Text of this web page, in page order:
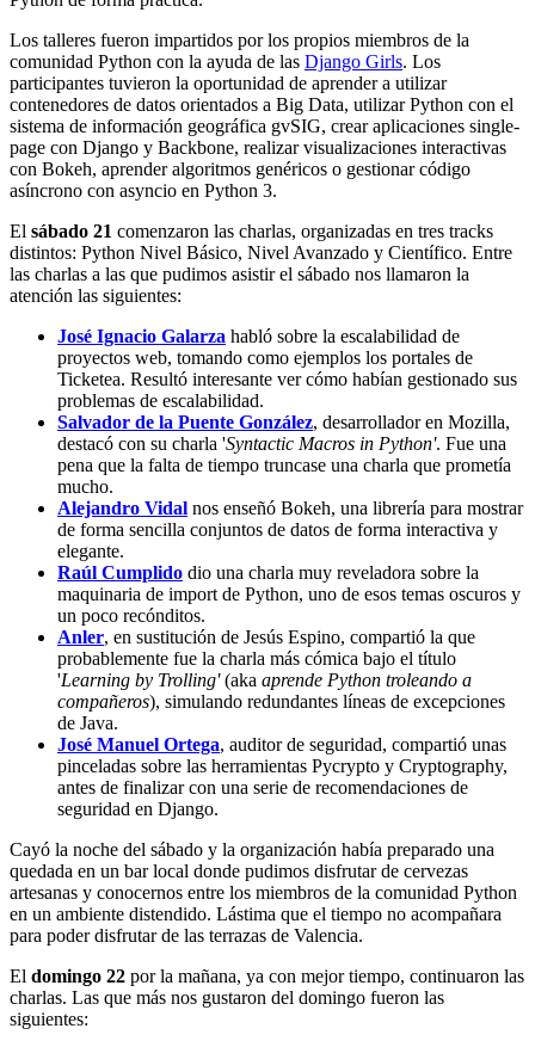
Los talleres fueron impartidos por los propios miembros de la
comunidad Python con la ayuda de las Django Girls. Los
participantes tuvieron la oportunidad de aprender a utilizar
contenedores de datos orientados a Big Data, utilizar Python con el
sistema de información geográfica gvSIG, crear aplicaciones single-
page con Django y Backbone, realizar visualizaciones interactivas
con Bokeh, aprender algoritmos genéricos o gestionar código
asíncrono con asyncio en Python 3.
El sábado 21 comenzaron las charlas, organizadas en tres tracks
distintos: Python Nivel Básico, Nivel Avanzado y Científico. Entre
las charlas a las que pudimos asistir el sábado nos llamaron la
atención las siguientes:
José Ignacio Galarza habló sobre la escalabilidad de
proyectos web, tomando como ejemplos los portales de
Ticketea. Resultó interesante ver cómo habían gestionado sus
problemas de escalabilidad.
Salvador de la Puente González, desarrollador en Mozilla,
destacó con su charla 'Syntactic Macros in Python'. Fue una
pena que la falta de tiempo truncase una charla que prometía
mucho.
Alejandro Vidal nos enseñó Bokeh, una librería para mostrar
de forma sencilla conjuntos de datos de forma interactiva y
elegante.
Raúl Cumplido dio una charla muy reveladora sobre la
maquinaria de import de Python, uno de esos temas oscuros y
un poco recónditos.
Anler, en sustitución de Jesús Espino, compartió la que
probablemente fue la charla más cómica bajo el título
'Learning by Trolling'(aka aprende Python troleando a
compañeros), simulando redundantes líneas de excepciones
de Java.
José Manuel Ortega, auditor de seguridad, compartió unas
pinceladas sobre las herramientas Pycrypto y Cryptography,
antes de finalizar con una serie de recomendaciones de
seguridad en Django.
Cayó la noche del sábado y la organización había preparado una
quedada en un bar local donde pudimos disfrutar de cervezas
artesanas y conocernos entre los miembros de la comunidad Python
en un ambiente distendido. Lástima que el tiempo no acompañara
para poder disfrutar de las terrazas de Valencia.
El domingo 22 por la mañana, ya con mejor tiempo, continuaron las
charlas. Las que más nos gustaron del domingo fueron las
siguientes: